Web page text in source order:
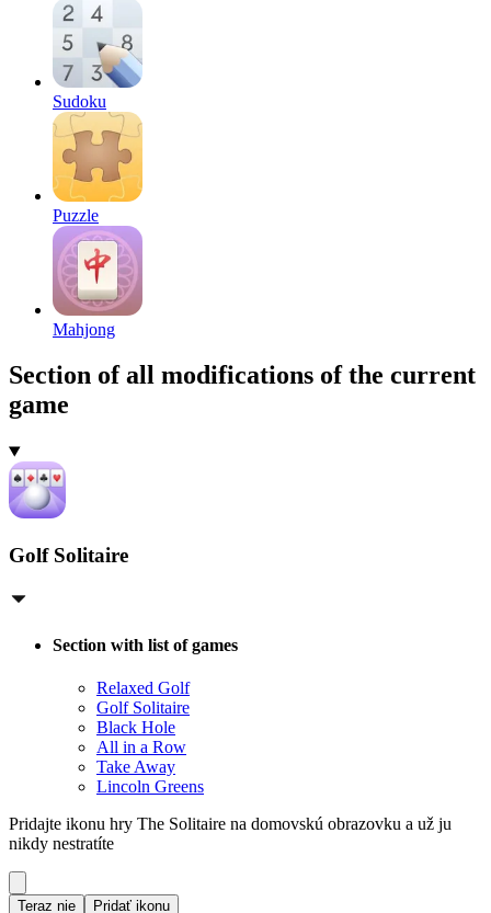
Sudoku
Puzzle
Mahjong
Section of all modifications of the current
game
Golf Solitaire
Section with list of games
Relaxed Golf
Golf Solitaire
Black Hole
All in a Row
Take Away
Lincoln Greens
Pridajte ikonu hry The Solitaire na domovskú obrazovku a už ju
nikdy nestratíte
Teraz nie Pridať ikonu